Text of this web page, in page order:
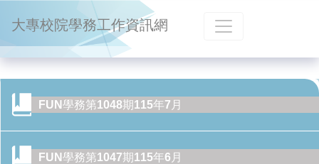
大專校院學務工作資訊網
FUN學務第1048期115年7月
FUN學務第1047期115年6月